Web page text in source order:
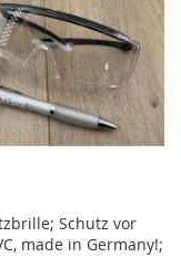
Schutz vor
made in Germany!;